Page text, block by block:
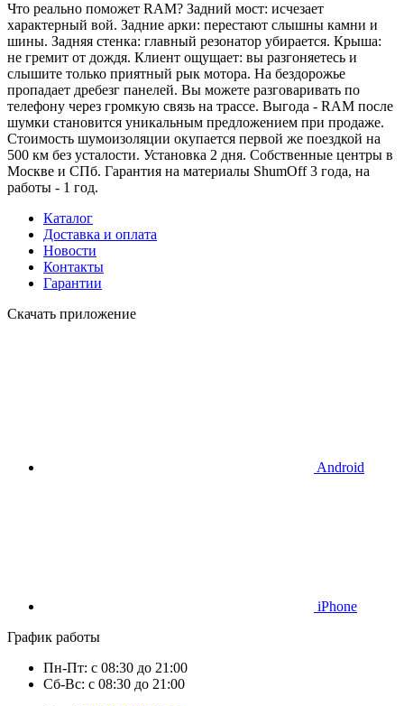
Что реально поможет RAM? Задний мост: исчезает
характерный вой. Задние арки: перестают слышны камни и
шины. Задняя стенка: главный резонатор убирается. Крыша:
не гремит от дождя. Клиент ощущает: вы разгоняетесь и
слышите только приятный рык мотора. На бездорожье
пропадает дребезг панелей. Вы можете разговаривать по
телефону через громкую связь на трассе. Выгода - RAM после
шумки становится уникальным предложением при продаже.
Стоимость шумоизоляции окупается первой же поездкой на
500 км без усталости. Установка 2 дня. Собственные центры в
Москве и СПб. Гарантия на материалы ShumOff 3 года, на
работы - 1 год.
Каталог
Доставка и оплата
Новости
Контакты
Гарантии
Скачать приложение
Android
iPhone
График работы
Пн-Пт: с 08:30 до 21:00
Сб-Вс: с 08:30 до 21:00